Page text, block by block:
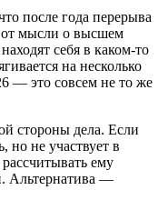
после года перерыва
от мысли о высшем
себя в каком-то
на несколько
— это совсем не то же
стороны дела. Если
но не участвует в
ему
Альтернатива —